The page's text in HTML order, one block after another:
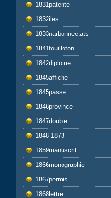
1831patente
1832iles
1833narbonneetats
1841feuilleton
1842diplome
1845affiche
1845passe
1846province
1847double
1848-1873
1859manuscrit
1866monographie
1867permis
1868lettre